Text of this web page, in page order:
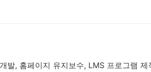
발, 홈페이지 유지보수, LMS 프로그램 제